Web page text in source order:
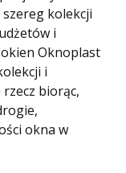
kolekcji
i
Oknoplast
i
biorąc,
okna w